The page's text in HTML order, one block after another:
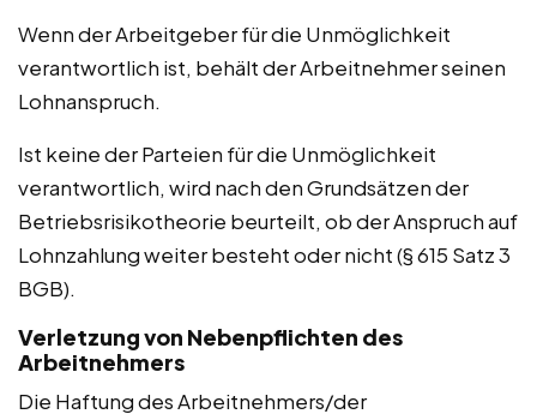
Wenn der Arbeitgeber für die Unmöglichkeit
verantwortlich ist, behält der Arbeitnehmer seinen
Lohnanspruch.
Ist keine der Parteien für die Unmöglichkeit
verantwortlich, wird nach den Grundsätzen der
Betriebsrisikotheorie beurteilt, ob der Anspruch auf
Lohnzahlung weiter besteht oder nicht (§ 615 Satz 3
BGB).
Verletzung von Nebenpflichten des
Arbeitnehmers
Die Haftung des Arbeitnehmers/der